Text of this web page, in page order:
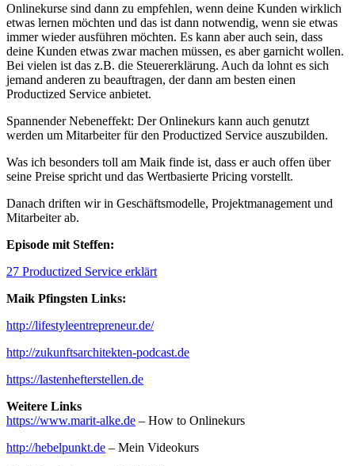
Onlinekurse sind dann zu empfehlen, wenn deine Kunden wirklich
etwas lernen möchten und das ist dann notwendig, wenn sie etwas
immer wieder ausführen möchten. Es kann aber auch sein, dass
deine Kunden etwas zwar machen müssen, es aber garnicht wollen.
Bei vielen ist das z.B. die Steuererklärung. Auch da lohnt es sich
jemand anderen zu beauftragen, der dann am besten einen
Productized Service anbietet.
Spannender Nebeneffekt: Der Onlinekurs kann auch genutzt
werden um Mitarbeiter für den Productized Service auszubilden.
Was ich besonders toll am Maik finde ist, dass er auch offen über
seine Preise spricht und das Wertbasierte Pricing vorstellt.
Danach driften wir in Geschäftsmodelle, Projektmanagement und
Mitarbeiter ab.
Episode mit Steffen:
27 Productized Service erklärt
Maik Pfingsten Links:
http://lifestyleentrepreneur.de/
http://zukunftsarchitekten-podcast.de
https://lastenhefterstellen.de
Weitere Links
https://www.marit-alke.de – How to Onlinekurs
http://hebelpunkt.de – Mein Videokurs